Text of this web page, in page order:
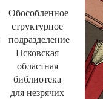
Обособленное
структурное
подразделение
Псковская
областная
библиотека
для незрячих